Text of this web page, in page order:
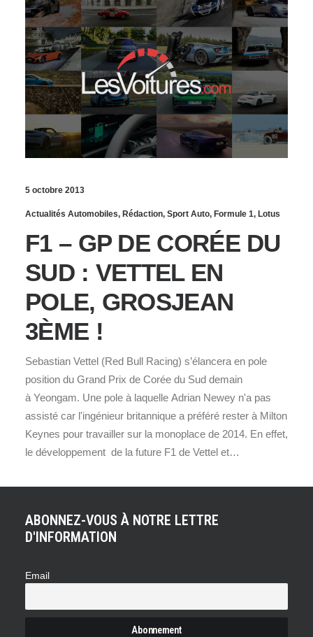
5 octobre 2013
Actualités Automobiles, Rédaction, Sport Auto, Formule 1, Lotus
F1 – GP DE CORÉE DU
SUD : VETTEL EN
POLE, GROSJEAN
3ÈME !
Sebastian Vettel (Red Bull Racing) s’élancera en pole
position du Grand Prix de Corée du Sud demain
à Yeongam. Une pole à laquelle Adrian Newey n'a pas
assisté car l'ingénieur britannique a préféré rester à Milton
Keynes pour travailler sur la monoplace de 2014. En effet,
le développement de la future F1 de Vettel et…
ABONNEZ-VOUS À NOTRE LETTRE
D'INFORMATION
Email